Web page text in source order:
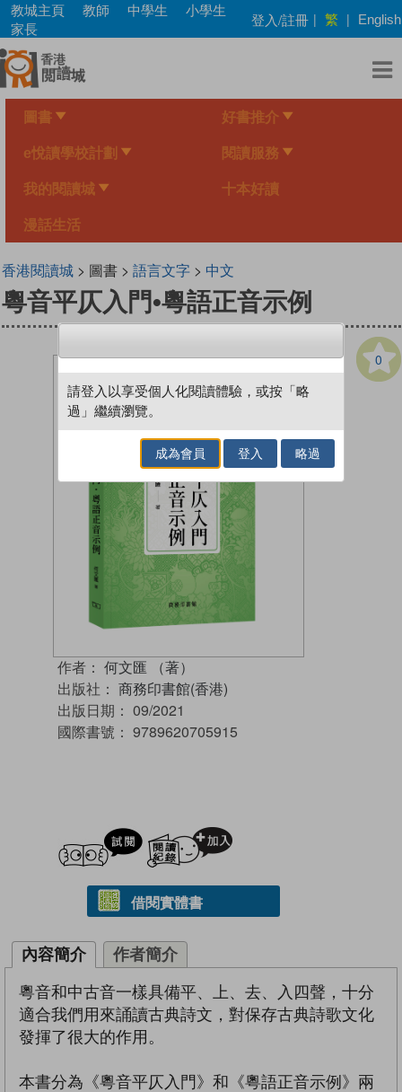
Skip
main
content
教城主頁 教師 中學生
小學生
家長
登入/註冊 | 繁 | English
圖書 好書推介
e悅讀學校計劃 閱讀服務
我的閱讀城 十本好讀
漫話生活
香港閱讀城> 圖書 > 語言文字> 中文
粵音平仄入門•粵語正音示例
0
作者： 何文匯 （著）
出版社： 商務印書館(香港)
出版日期： 09/2021
國際書號： 9789620705915
試閲
借閱實體書
內容簡介 作者簡介
粵音和中古音一樣具備平、上、去、入四聲，十分
適合我們用來誦讀古典詩文，對保存古典詩歌文化
發揮了很大的作用。
本書分為《粵音平仄入門》和《粵語正音示例》兩
請登入以享受個人化閱讀體驗，或按「略
過」繼續瀏覽。
成為會員 登入 略過